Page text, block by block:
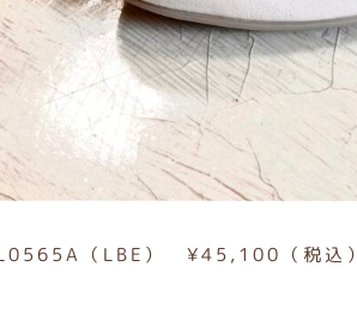
（LBE） ¥45,100（税込